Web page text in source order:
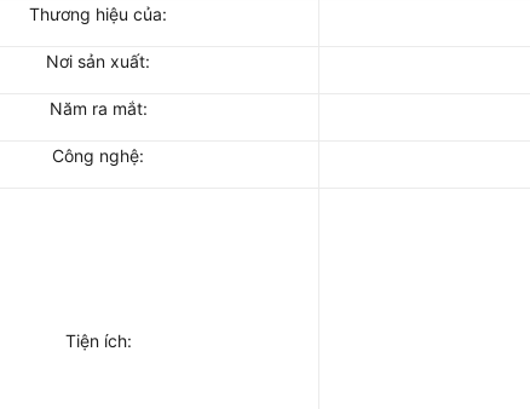
Thương hiệu của:
Nơi sản xuất:
Năm ra mắt:
Công nghệ:
Tiện ích: